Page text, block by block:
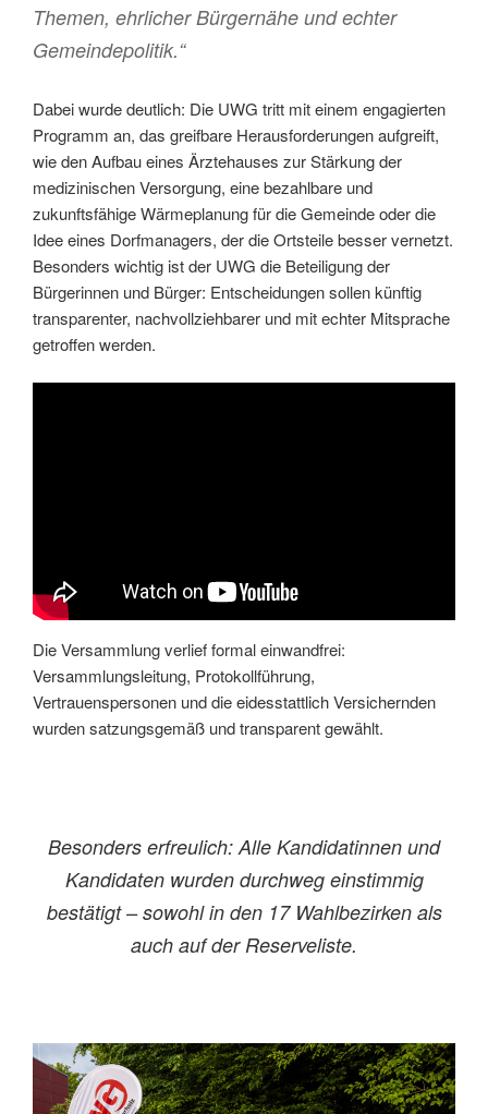
Themen, ehrlicher Bürgernähe und echter
Gemeindepolitik.“
Dabei wurde deutlich: Die UWG tritt mit einem engagierten
Programm an, das greifbare Herausforderungen aufgreift,
wie den Aufbau eines Ärztehauses zur Stärkung der
medizinischen Versorgung, eine bezahlbare und
zukunftsfähige Wärmeplanung für die Gemeinde oder die
Idee eines Dorfmanagers, der die Ortsteile besser vernetzt.
Besonders wichtig ist der UWG die Beteiligung der
Bürgerinnen und Bürger: Entscheidungen sollen künftig
transparenter, nachvollziehbarer und mit echter Mitsprache
getroffen werden.
Die Versammlung verlief formal einwandfrei:
Versammlungsleitung, Protokollführung,
Vertrauenspersonen und die eidesstattlich Versichernden
wurden satzungsgemäß und transparent gewählt.
Besonders erfreulich: Alle Kandidatinnen und
Kandidaten wurden durchweg einstimmig
bestätigt – sowohl in den 17 Wahlbezirken als
auch auf der Reserveliste.